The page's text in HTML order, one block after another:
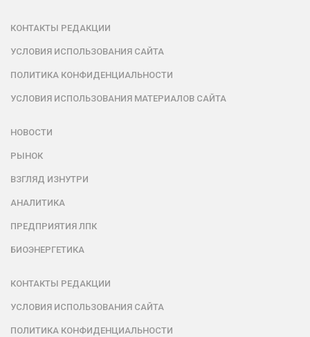
КОНТАКТЫ РЕДАКЦИИ
УСЛОВИЯ ИСПОЛЬЗОВАНИЯ САЙТА
ПОЛИТИКА КОНФИДЕНЦИАЛЬНОСТИ
УСЛОВИЯ ИСПОЛЬЗОВАНИЯ МАТЕРИАЛОВ САЙТА
НОВОСТИ
РЫНОК
ВЗГЛЯД ИЗНУТРИ
АНАЛИТИКА
ПРЕДПРИЯТИЯ ЛПК
БИОЭНЕРГЕТИКА
КОНТАКТЫ РЕДАКЦИИ
УСЛОВИЯ ИСПОЛЬЗОВАНИЯ САЙТА
ПОЛИТИКА КОНФИДЕНЦИАЛЬНОСТИ